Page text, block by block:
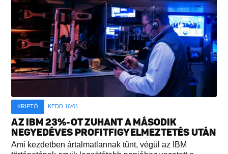
KRIPTÓ KEDD 16:01
AZ IBM 23%-OT ZUHANT A MÁSODIK
NEGYEDÉVES PROFITFIGYELMEZTETÉS UTÁN
Ami kezdetben ártalmatlannak tűnt, végül az IBM